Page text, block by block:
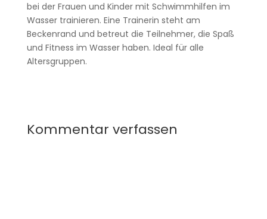
bei der Frauen und Kinder mit Schwimmhilfen im
Wasser trainieren. Eine Trainerin steht am
Beckenrand und betreut die Teilnehmer, die Spaß
und Fitness im Wasser haben. Ideal für alle
Altersgruppen.
Kommentar verfassen